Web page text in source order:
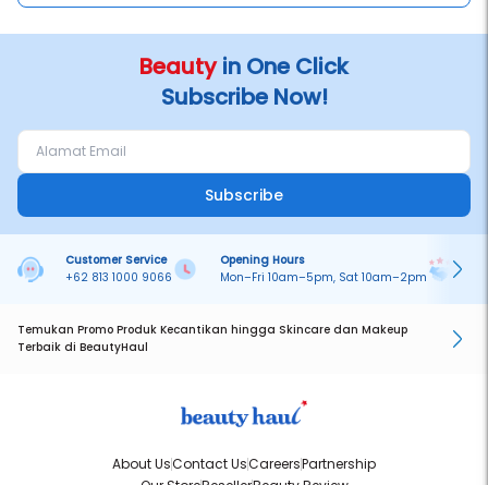
Beautyin One Click
Subscribe Now!
Subscribe
Customer Service
+62 813 1000 9066
Opening Hours
Mon–Fri 10am–5pm, Sat 10am–2pm
Temukan Promo Produk Kecantikan hingga Skincare dan Makeup
Terbaik di BeautyHaul
About UsContact UsCareersPartnership